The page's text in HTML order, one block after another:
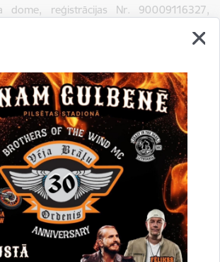
dome, reģistrācijas Nr. 90009116327,
projektā „Ūdenssaimniecības
iepirkuma identifikācijas Nr. GND-
domes iepirkumu komisija 2014.gada
atzīt par uzvarētāju SIA „Siltumkomforts",
ar līgumcenu bez PVN EUR